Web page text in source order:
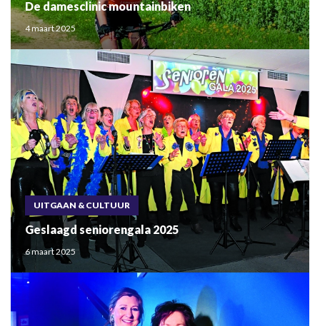
De damesclinic mountainbiken
4 maart 2025
UITGAAN & CULTUUR
Geslaagd seniorengala 2025
6 maart 2025